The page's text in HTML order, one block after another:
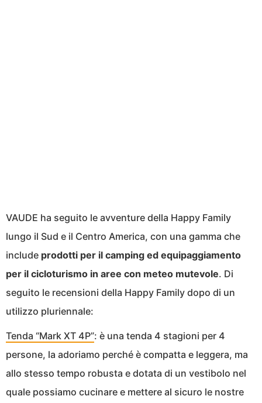
VAUDE ha seguito le avventure della Happy Family
lungo il Sud e il Centro America, con una gamma che
include prodotti per il camping ed equipaggiamento
per il cicloturismo in aree con meteo mutevole. Di
seguito le recensioni della Happy Family dopo di un
utilizzo pluriennale:
Tenda “Mark XT 4P”: è una tenda 4 stagioni per 4
persone, la adoriamo perché è compatta e leggera, ma
allo stesso tempo robusta e dotata di un vestibolo nel
quale possiamo cucinare e mettere al sicuro le nostre